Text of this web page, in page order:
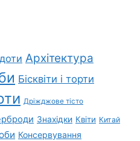
Архітектура
Бісквіти і торти
Дріжджове тісто
Знахідки Квіти Китай
Консервування